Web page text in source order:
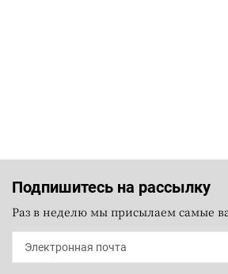
Подпишитесь на рассылку
Раз в неделю мы присылаем самые